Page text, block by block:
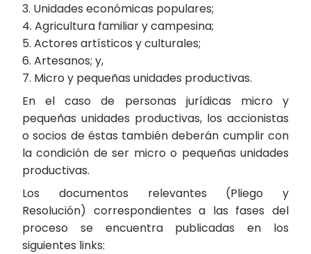
3. Unidades económicas populares;
4. Agricultura familiar y campesina;
5. Actores artísticos y culturales;
6. Artesanos; y,
7. Micro y pequeñas unidades productivas.
En el caso de personas jurídicas micro y
pequeñas unidades productivas, los accionistas
o socios de éstas también deberán cumplir con
la condición de ser micro o pequeñas unidades
productivas.
Los documentos relevantes (Pliego y
Resolución) correspondientes a las fases del
proceso se encuentra publicadas en los
siguientes links: